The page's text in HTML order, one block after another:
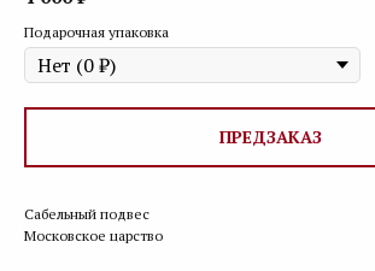
Подарочная упаковка
ПРЕДЗАКАЗ
Сабельный подвес
Московское царство